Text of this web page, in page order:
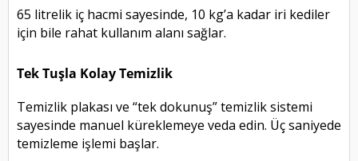
65 litrelik iç hacmi sayesinde, 10 kg’a kadar iri kediler
için bile rahat kullanım alanı sağlar.
Tek Tuşla Kolay Temizlik
Temizlik plakası ve “tek dokunuş” temizlik sistemi
sayesinde manuel küreklemeye veda edin. Üç saniyede
temizleme işlemi başlar.